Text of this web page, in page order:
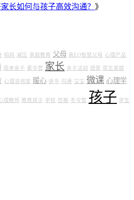
长如何与孩子高效沟通？ 》
妈妈 减压 家庭教育 父母 高EQ智慧父母 心理产品
周末亲子 夏令营 家长 亲子活动 感受 原生家庭
心理咨询室 暖心 读书 沟通 宝宝 微课 心理学
理教师 教育孩子 学校 性格 冬令营 孩子 学生